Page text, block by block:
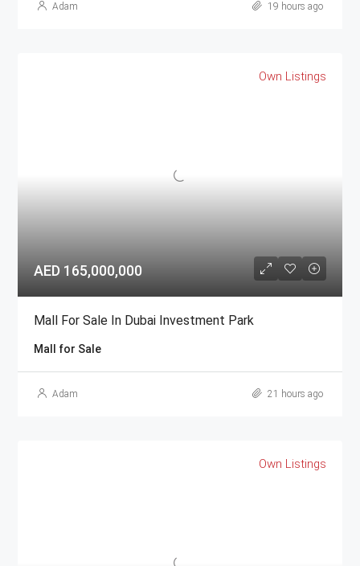
Adam 19 hours ago
Own Listings
AED 165,000,000
Mall For Sale In Dubai Investment Park
Mall for Sale
Adam 21 hours ago
Own Listings